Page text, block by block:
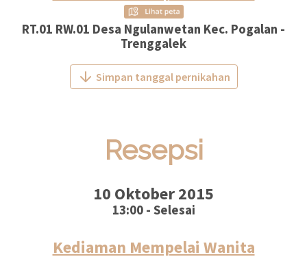
RT.01 RW.01 Desa Ngulanwetan Kec. Pogalan -
Trenggalek
Simpan tanggal pernikahan
Resepsi
10 Oktober 2015
13:00 - Selesai
Kediaman Mempelai Wanita